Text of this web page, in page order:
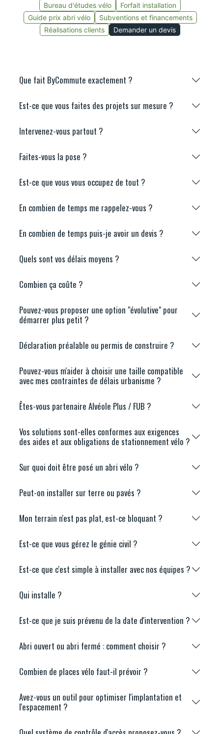
Bureau d'études vélo
Forfait installation
Guide prix abri vélo
Subventions et financements
Réalisations clients
Demander un devis
Que fait ByCommute exactement ?
Est-ce que vous faites des projets sur mesure ?
Intervenez-vous partout ?
Faites-vous la pose ?
Est-ce que vous vous occupez de tout ?
En combien de temps me rappelez-vous ?
En combien de temps puis-je avoir un devis ?
Quels sont vos délais moyens ?
Combien ça coûte ?
Pouvez-vous proposer une option "évolutive" pour
démarrer plus petit ?
Déclaration préalable ou permis de construire ?
Pouvez-vous m'aider à choisir une taille compatible
avec mes contraintes de délais urbanisme ?
Êtes-vous partenaire Alvéole Plus / FUB ?
Vos solutions sont-elles conformes aux exigences
des aides et aux obligations de stationnement vélo ?
Sur quoi doit être posé un abri vélo ?
Peut-on installer sur terre ou pavés ?
Mon terrain n'est pas plat, est-ce bloquant ?
Est-ce que vous gérez le génie civil ?
Est-ce que c'est simple à installer avec nos équipes ?
Qui installe ?
Est-ce que je suis prévenu de la date d'intervention ?
Abri ouvert ou abri fermé : comment choisir ?
Combien de places vélo faut-il prévoir ?
Avez-vous un outil pour optimiser l'implantation et
l'espacement ?